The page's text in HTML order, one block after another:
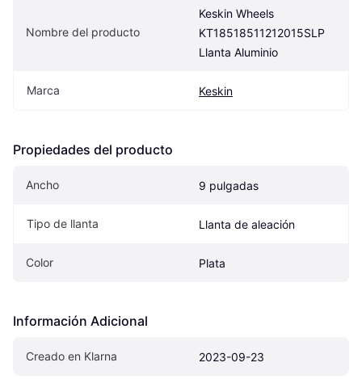
Nombre del producto
Keskin Wheels
KT18518511212015SLP
Llanta Aluminio
Marca Keskin
Propiedades del producto
Ancho 9 pulgadas
Tipo de llanta Llanta de aleación
Color Plata
Información Adicional
Creado en Klarna 2023-09-23